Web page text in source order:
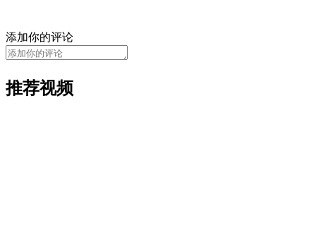
添加你的评论
推荐视频